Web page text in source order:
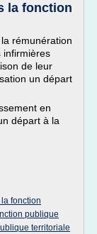
la fonction
rémunération
infirmières
de leur
un départ
en
départ à la
fonction
publique
territoriale